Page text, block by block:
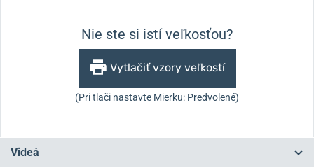
Nie ste si istí veľkosťou?
Vytlačiť vzory veľkostí
(Pri tlači nastavte Mierku: Predvolené)
Videá